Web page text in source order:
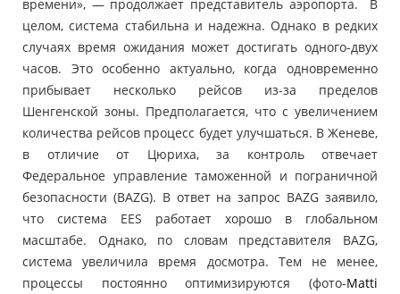
времени», — продолжает представитель аэропорта. В
целом, система стабильна и надежна. Однако в редких
случаях время ожидания может достигать одного-двух
часов. Это особенно актуально, когда одновременно
прибывает несколько рейсов из-за пределов
Шенгенской зоны. Предполагается, что с увеличением
количества рейсов процесс будет улучшаться. В Женеве,
в отличие от Цюриха, за контроль отвечает
Федеральное управление таможенной и пограничной
безопасности (BAZG). В ответ на запрос BAZG заявило,
что система EES работает хорошо в глобальном
масштабе. Однако, по словам представителя BAZG,
система увеличила время досмотра. Тем не менее,
процессы постоянно оптимизируются (фото-Matti